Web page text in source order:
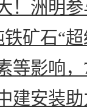
！洲明
矿石“
等影响
建安装